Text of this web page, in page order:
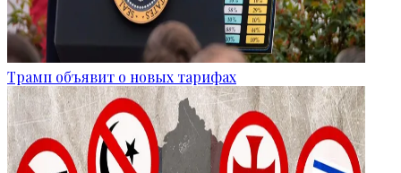
Трамп объявит о новых тарифах